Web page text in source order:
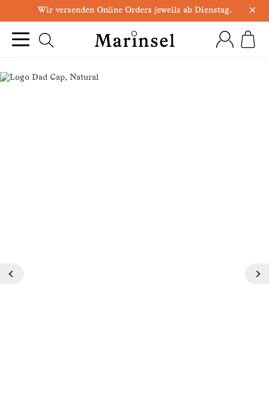
Wir versenden Online Orders jeweils ab Dienstag. ×